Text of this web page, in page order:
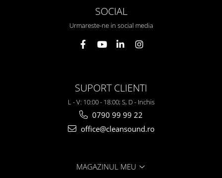
SOCIAL
Urmareste-ne in social media
SUPORT CLIENTI
L - V: 10:00 - 18:00; S, D - Inchis
0790 99 99 22
office@cleansound.ro
MAGAZINUL MEU